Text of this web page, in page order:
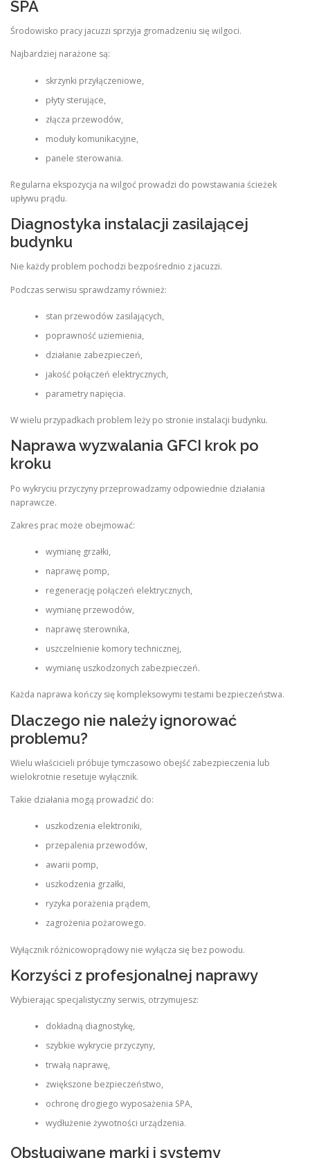
SPA
Środowisko pracy jacuzzi sprzyja gromadzeniu się wilgoci.
Najbardziej narażone są:
skrzynki przyłączeniowe,
płyty sterujące,
złącza przewodów,
moduły komunikacyjne,
panele sterowania.
Regularna ekspozycja na wilgoć prowadzi do powstawania ścieżek
upływu prądu.
Diagnostyka instalacji zasilającej
budynku
Nie każdy problem pochodzi bezpośrednio z jacuzzi.
Podczas serwisu sprawdzamy również:
stan przewodów zasilających,
poprawność uziemienia,
działanie zabezpieczeń,
jakość połączeń elektrycznych,
parametry napięcia.
W wielu przypadkach problem leży po stronie instalacji budynku.
Naprawa wyzwalania GFCI krok po
kroku
Po wykryciu przyczyny przeprowadzamy odpowiednie działania
naprawcze.
Zakres prac może obejmować:
wymianę grzałki,
naprawę pomp,
regenerację połączeń elektrycznych,
wymianę przewodów,
naprawę sterownika,
uszczelnienie komory technicznej,
wymianę uszkodzonych zabezpieczeń.
Każda naprawa kończy się kompleksowymi testami bezpieczeństwa.
Dlaczego nie należy ignorować
problemu?
Wielu właścicieli próbuje tymczasowo obejść zabezpieczenia lub
wielokrotnie resetuje wyłącznik.
Takie działania mogą prowadzić do:
uszkodzenia elektroniki,
przepalenia przewodów,
awarii pomp,
uszkodzenia grzałki,
ryzyka porażenia prądem,
zagrożenia pożarowego.
Wyłącznik różnicowoprądowy nie wyłącza się bez powodu.
Korzyści z profesjonalnej naprawy
Wybierając specjalistyczny serwis, otrzymujesz:
dokładną diagnostykę,
szybkie wykrycie przyczyny,
trwałą naprawę,
zwiększone bezpieczeństwo,
ochronę drogiego wyposażenia SPA,
wydłużenie żywotności urządzenia.
Obsługiwane marki i systemy